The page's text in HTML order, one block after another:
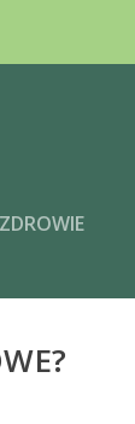
ZDROWIE